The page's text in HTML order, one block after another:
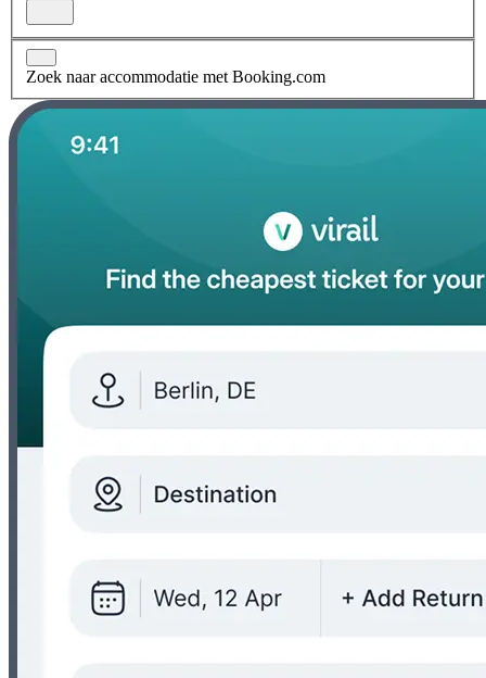
Zoek naar accommodatie met Booking.com